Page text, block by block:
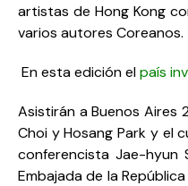
artistas de Hong Kong
varios autores Coreanos.
En esta edición elpaís
Asistirán a Buenos Aires
Choi y Hosang Park y el
conferencista Jae-hyun
Embajada de la